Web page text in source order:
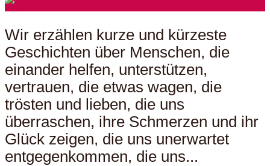
Wir erzählen kurze und kürzeste
Geschichten über Menschen, die
einander helfen, unterstützen,
vertrauen, die etwas wagen, die
trösten und lieben, die uns
überraschen, ihre Schmerzen und ihr
Glück zeigen, die uns unerwartet
entgegenkommen, die uns...